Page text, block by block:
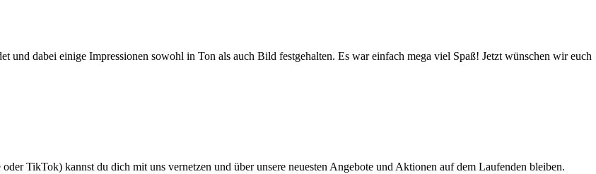
dabei einige Impressionen sowohl in Ton als auch Bild festgehalten. Es war einfach mega viel Spaß! Jetzt wünschen wir euch
TikTok) kannst du dich mit uns vernetzen und über unsere neuesten Angebote und Aktionen auf dem Laufenden bleiben.